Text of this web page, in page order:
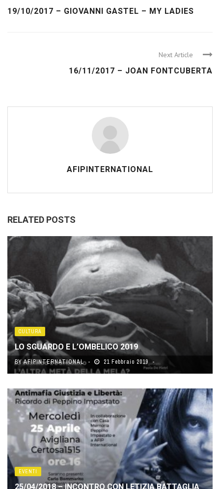
19/10/2017 – GIOVANNI GASTEL – MY LADIES
Next Article
16/11/2017 – JOAN FONTCUBERTA
AFIPINTERNATIONAL
RELATED POSTS
CULTURA
LO SGUARDO E L’OMBELICO 2019
BYAFIPINTERNATIONAL 21 Febbraio 2019
EVENTI
25/04/2018 – INCONTRO CON LETIZIA BATTAGLIA